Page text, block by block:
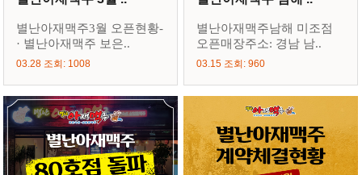
별난아재맥주3월 오픈현황-
· 별난아재맥주 보은..
03.28 조회: 1008
별난아재맥주남해 미조점
오픈매장주소: 경남 남..
03.15 조회: 960